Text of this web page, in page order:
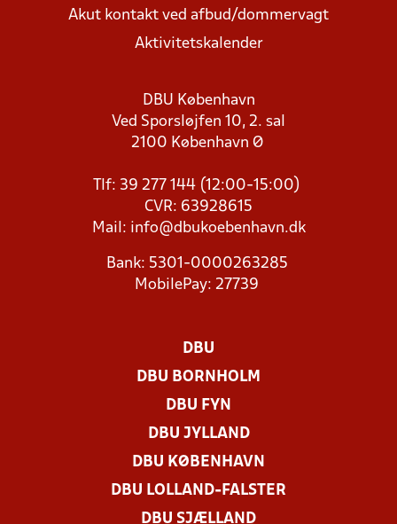
Akut kontakt ved afbud/dommervagt
Aktivitetskalender
DBU København
Ved Sporsløjfen 10, 2. sal
2100 København Ø
Tlf: 39 277 144 (12:00-15:00)
CVR: 63928615
Mail: info@dbukoebenhavn.dk
Bank: 5301-0000263285
MobilePay: 27739
DBU
DBU BORNHOLM
DBU FYN
DBU JYLLAND
DBU KØBENHAVN
DBU LOLLAND-FALSTER
DBU SJÆLLAND